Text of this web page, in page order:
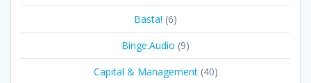
Basta! (6)
Binge.Audio (9)
Capital & Management(40)